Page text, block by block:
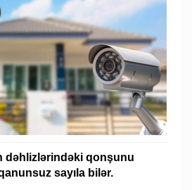
dəhlizlərindəki qonşunu
sayıla bilər.